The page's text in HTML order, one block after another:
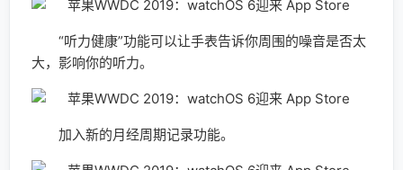
“听力健康”功能可以让手表告诉你周围的噪音是否太
大，影响你的听力。
加入新的月经周期记录功能。